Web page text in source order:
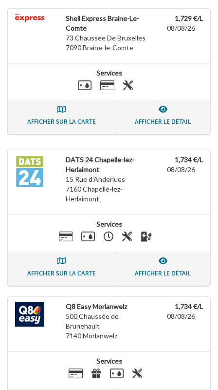
Shell Express Braine-Le-
Comte
73 Chaussee De Bruxelles
7090Braine-le-Comte
1,729 €/L
08/08/26
Services
AFFICHER SUR LA CARTE AFFICHER LE DÉTAIL
DATS 24 Chapelle-lez-
Herlaimont
15 Rue d'Anderlues
7160Chapelle-lez-
Herlaimont
1,734 €/L
08/08/26
Services
AFFICHER SUR LA CARTE AFFICHER LE DÉTAIL
Q8 Easy Morlanwelz
500 Chaussée de
Brunehault
7140Morlanwelz
1,734 €/L
08/08/26
Services